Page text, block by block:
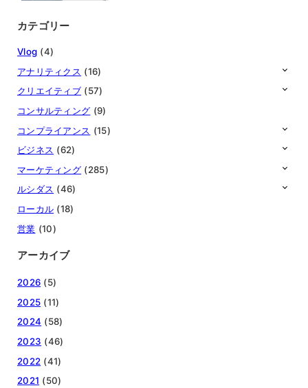
カテゴリー
Vlog (4)
アナリティクス (16)
クリエイティブ (57)
コンサルティング (9)
コンプライアンス (15)
ビジネス (62)
マーケティング (285)
ルシダス (46)
ローカル (18)
営業 (10)
アーカイブ
2026 (5)
2025 (11)
2024 (58)
2023 (46)
2022 (41)
2021 (50)